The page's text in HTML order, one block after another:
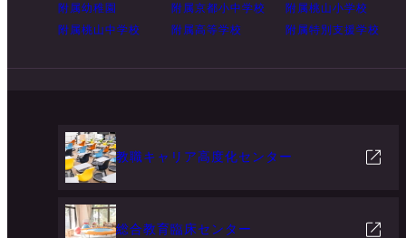
附属幼稚園 附属京都小中学校
附属桃山小学校
附属桃山中学校
附属高等学校 附属特別支援学校
教職キャリア高度化センター
総合教育臨床センター